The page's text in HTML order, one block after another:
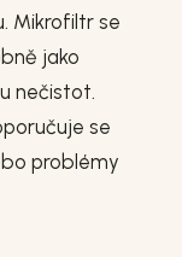
Mikrofiltr se
jako
nečistot.
se
problémy